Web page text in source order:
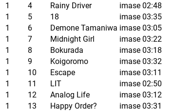
1
4 Rainy Driver imase 02:48
1
5 18 imase 03:35
1
6 Demone Tamaniwa imase 03:05
1
7 Midnight Girl imase 03:22
1
8 Bokurada imase 03:18
1
9 Koigoromo imase 03:32
1
10 Escape imase 03:11
1
11 LIT imase 02:50
1
12 Analog Life imase 03:12
1
13 Happy Order? imase 03:31